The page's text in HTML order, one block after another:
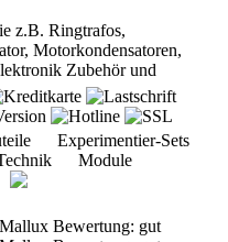
z.B. Ringtrafos,
Motorkondensatoren,
Zubehör und
Experimentier-Sets
Module